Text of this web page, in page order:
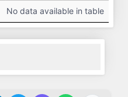
Nr.
Salariați
Datorii
No data available in table